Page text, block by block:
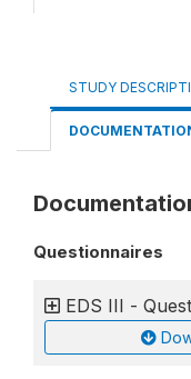
STUDY
Questionnaires
EDS III -